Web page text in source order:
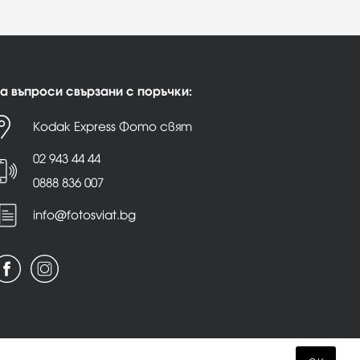
въпроси свързани с поръчки:
Kodak Express Фото свят
02 943 44 44
0888 836 007
info@fotosviat.bg